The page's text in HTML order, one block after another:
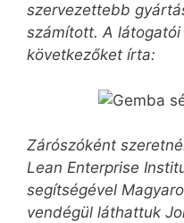
szervezettebb
számított. A látogatói
következőket írta:
Zárószóként
Lean Enterprise
segítségével
vendégül láthattuk